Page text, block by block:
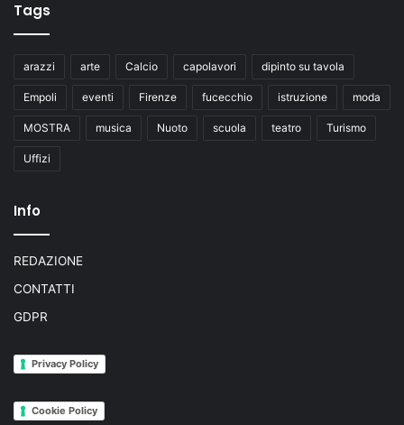
Tags
arazzi arte Calcio capolavori dipinto su tavola
Empoli eventi Firenze fucecchio istruzione moda
MOSTRA musica Nuoto scuola teatro Turismo
Uffizi
Info
REDAZIONE
CONTATTI
GDPR
Privacy Policy
Cookie Policy